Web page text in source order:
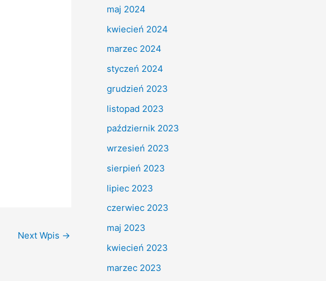
Next Wpis →
maj 2024
kwiecień 2024
marzec 2024
styczeń 2024
grudzień 2023
listopad 2023
październik 2023
wrzesień 2023
sierpień 2023
lipiec 2023
czerwiec 2023
maj 2023
kwiecień 2023
marzec 2023